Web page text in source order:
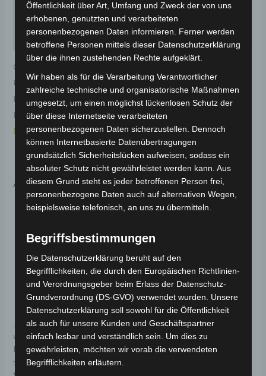
Produktsicherheit
Rezensionen (0)
Original-Ersatzteil für den Elektro-Scooter VSX.
Untere kotflügelabdeckung rechts-weiss für optimale
Funktionalität und Haltbarkeit. Weitere
Informationen zum Fahrzeug findest du hier:
Motor Elektro-Scooter VSX .
Ähnliche Produkte
Kostenloser Versand
VSX HINTERE
FEDERUNG
Bewertet
Kostenloser Versand
VSX SECHSKANT-
FLANSCH-SCHRAUBE
Öffentlichkeit über Art, Umfang und Zweck der von uns
erhobenen, genutzten und verarbeiteten
personenbezogenen Daten informieren. Ferner werden
betroffene Personen mittels dieser Datenschutzerklärung
über die ihnen zustehenden Rechte aufgeklärt.
Wir haben als für die Verarbeitung Verantwortlicher
zahlreiche technische und organisatorische Maßnahmen
umgesetzt, um einen möglichst lückenlosen Schutz der
über diese Internetseite verarbeiteten
personenbezogenen Daten sicherzustellen. Dennoch
können Internetbasierte Datenübertragungen
grundsätzlich Sicherheitslücken aufweisen, sodass ein
absoluter Schutz nicht gewährleistet werden kann. Aus
diesem Grund steht es jeder betroffenen Person frei,
personenbezogene Daten auch auf alternativen Wegen,
beispielsweise telefonisch, an uns zu übermitteln.
Begriffsbestimmungen
Die Datenschutzerklärung beruht auf den
Begrifflichkeiten, die durch den Europäischen Richtlinien-
und Verordnungsgeber beim Erlass der Datenschutz-
Grundverordnung (DS-GVO) verwendet wurden. Unsere
Datenschutzerklärung soll sowohl für die Öffentlichkeit
als auch für unsere Kunden und Geschäftspartner
einfach lesbar und verständlich sein. Um dies zu
gewährleisten, möchten wir vorab die verwendeten
Begrifflichkeiten erläutern.